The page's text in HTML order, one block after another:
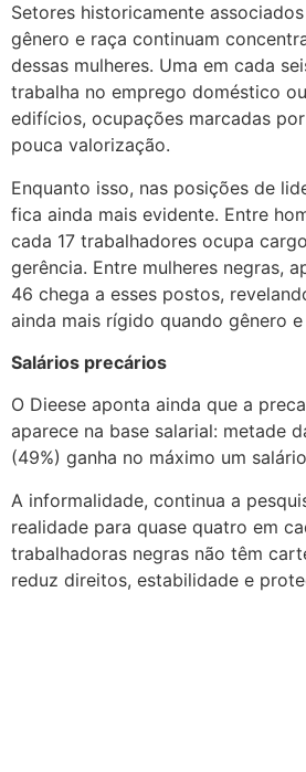
Setores historicamente
gênero e raça continuam
dessas mulheres. Uma em cada
trabalha no emprego doméstico
edifícios, ocupações marcadas
pouca valorização.
Enquanto isso, nas posições de
fica ainda mais evidente. Entre
cada 17 trabalhadores ocupa
gerência. Entre mulheres negras,
46 chega a esses postos,
ainda mais rígido quando gênero
Salários precários
O Dieese aponta ainda que a
aparece na base salarial: metade
(49%) ganha no máximo um
A informalidade, continua a
realidade para quase quatro em
trabalhadoras negras não têm
reduz direitos, estabilidade e